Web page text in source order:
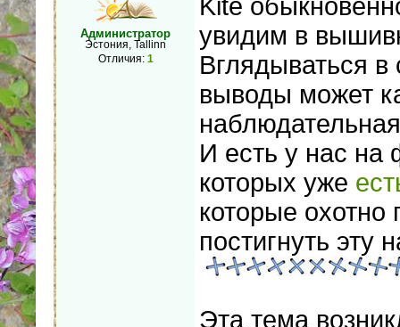
Администратор
Эстония, Tallinn
Отличия: 1
Kite
увидим в
Вглядываться
выводы может
И есть у нас на
которых уже
которые
постигнуть эту
Эта тема